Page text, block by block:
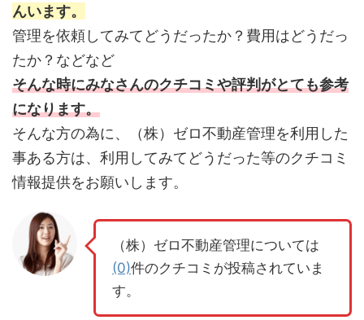
んいます。
管理を依頼してみてどうだったか？費用はどうだっ
たか？などなど
そんな時にみなさんのクチコミや評判がとても参考
になります。
そんな方の為に、（株）ゼロ不動産管理を利用した
事ある方は、利用してみてどうだった等のクチコミ
情報提供をお願いします。
（株）ゼロ不動産管理については
(0)件のクチコミが投稿されていま
す。